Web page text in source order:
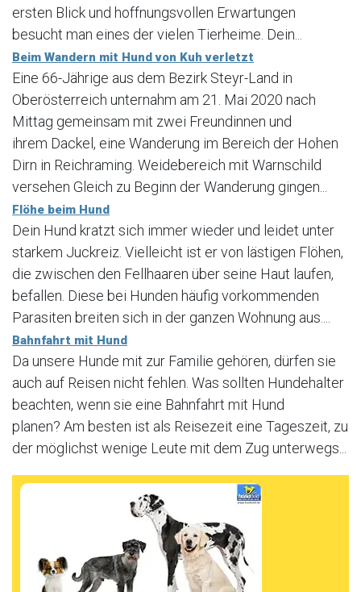
ersten Blick und hoffnungsvollen Erwartungen
besucht man eines der vielen Tierheime. Dein...
Beim Wandern mit Hund von Kuh verletzt
Eine 66-Jährige aus dem Bezirk Steyr-Land in
Oberösterreich unternahm am 21. Mai 2020 nach
Mittag gemeinsam mit zwei Freundinnen und
ihrem Dackel, eine Wanderung im Bereich der Hohen
Dirn in Reichraming. Weidebereich mit Warnschild
versehen Gleich zu Beginn der Wanderung gingen...
Flöhe beim Hund
Dein Hund kratzt sich immer wieder und leidet unter
starkem Juckreiz. Vielleicht ist er von lästigen Flöhen,
die zwischen den Fellhaaren über seine Haut laufen,
befallen. Diese bei Hunden häufig vorkommenden
Parasiten breiten sich in der ganzen Wohnung aus....
Bahnfahrt mit Hund
Da unsere Hunde mit zur Familie gehören, dürfen sie
auch auf Reisen nicht fehlen. Was sollten Hundehalter
beachten, wenn sie eine Bahnfahrt mit Hund
planen? Am besten ist als Reisezeit eine Tageszeit, zu
der möglichst wenige Leute mit dem Zug unterwegs...